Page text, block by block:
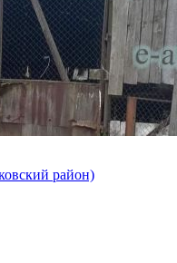
район)